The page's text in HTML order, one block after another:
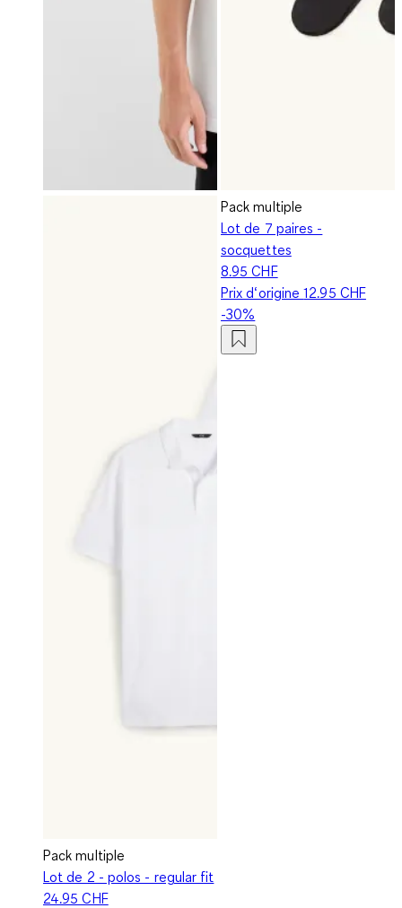
Pack multiple
Lot de 2 - polos - regular fit
24.95 CHF
Pack multiple
Lot de 7 paires -
socquettes
8.95 CHF
Prix d‘origine12.95 CHF
-30%